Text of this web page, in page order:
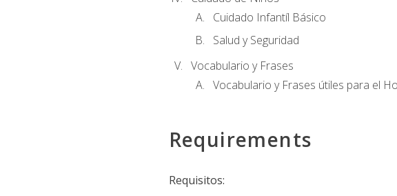
Cuidado Infantíl Básico
Salud y Seguridad
Vocabulario y Frases
Vocabulario y Frases útiles para el
Requirements
Requisitos: